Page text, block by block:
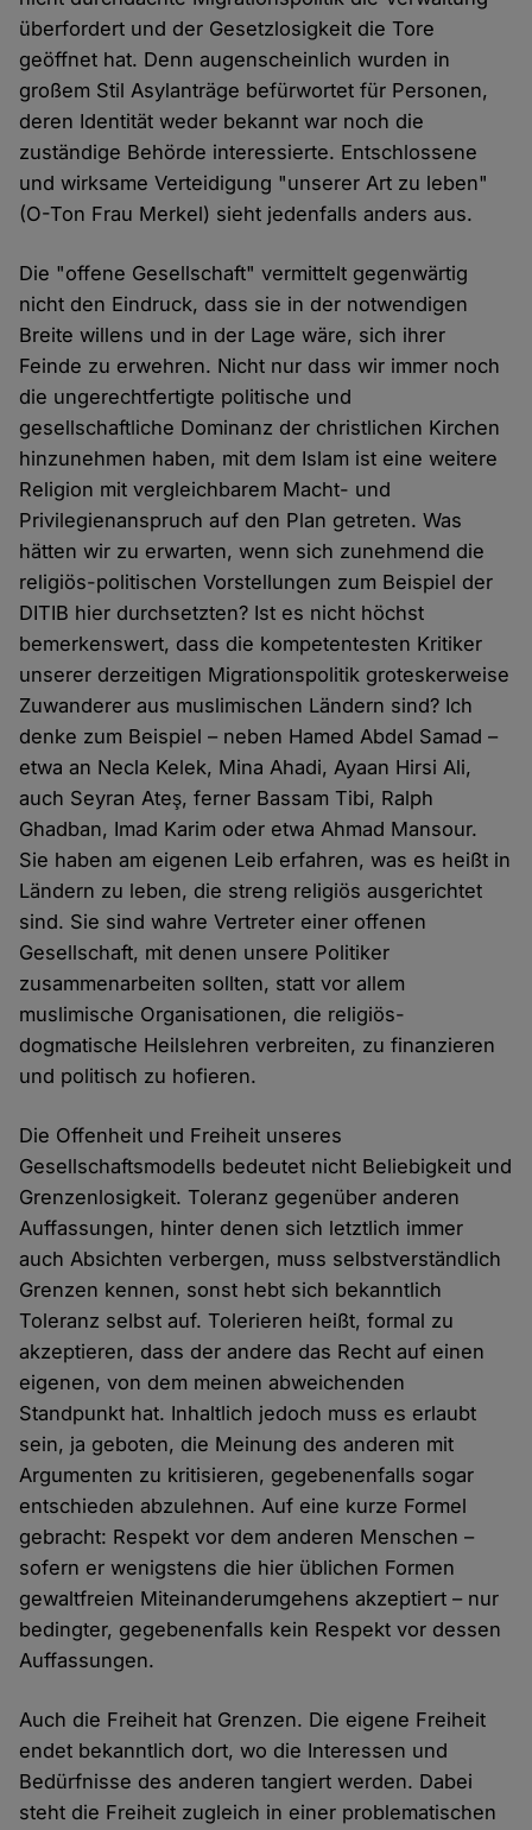
überfordert und der Gesetzlosigkeit die Tore
geöffnet hat. Denn augenscheinlich wurden in
großem Stil Asylanträge befürwortet für Personen,
deren Identität weder bekannt war noch die
zuständige Behörde interessierte. Entschlossene
und wirksame Verteidigung "unserer Art zu leben"
(O-Ton Frau Merkel) sieht jedenfalls anders aus.
Die "offene Gesellschaft" vermittelt gegenwärtig
nicht den Eindruck, dass sie in der notwendigen
Breite willens und in der Lage wäre, sich ihrer
Feinde zu erwehren. Nicht nur dass wir immer noch
die ungerechtfertigte politische und
gesellschaftliche Dominanz der christlichen Kirchen
hinzunehmen haben, mit dem Islam ist eine weitere
Religion mit vergleichbarem Macht- und
Privilegienanspruch auf den Plan getreten. Was
hätten wir zu erwarten, wenn sich zunehmend die
religiös-politischen Vorstellungen zum Beispiel der
DITIB hier durchsetzten? Ist es nicht höchst
bemerkenswert, dass die kompetentesten Kritiker
unserer derzeitigen Migrationspolitik groteskerweise
Zuwanderer aus muslimischen Ländern sind? Ich
denke zum Beispiel – neben Hamed Abdel Samad –
etwa an Necla Kelek, Mina Ahadi, Ayaan Hirsi Ali,
auch Seyran Ateş, ferner Bassam Tibi, Ralph
Ghadban, Imad Karim oder etwa Ahmad Mansour.
Sie haben am eigenen Leib erfahren, was es heißt in
Ländern zu leben, die streng religiös ausgerichtet
sind. Sie sind wahre Vertreter einer offenen
Gesellschaft, mit denen unsere Politiker
zusammenarbeiten sollten, statt vor allem
muslimische Organisationen, die religiös-
dogmatische Heilslehren verbreiten, zu finanzieren
und politisch zu hofieren.
Die Offenheit und Freiheit unseres
Gesellschaftsmodells bedeutet nicht Beliebigkeit und
Grenzenlosigkeit. Toleranz gegenüber anderen
Auffassungen, hinter denen sich letztlich immer
auch Absichten verbergen, muss selbstverständlich
Grenzen kennen, sonst hebt sich bekanntlich
Toleranz selbst auf. Tolerieren heißt, formal zu
akzeptieren, dass der andere das Recht auf einen
eigenen, von dem meinen abweichenden
Standpunkt hat. Inhaltlich jedoch muss es erlaubt
sein, ja geboten, die Meinung des anderen mit
Argumenten zu kritisieren, gegebenenfalls sogar
entschieden abzulehnen. Auf eine kurze Formel
gebracht: Respekt vor dem anderen Menschen –
sofern er wenigstens die hier üblichen Formen
gewaltfreien Miteinanderumgehens akzeptiert – nur
bedingter, gegebenenfalls kein Respekt vor dessen
Auffassungen.
Auch die Freiheit hat Grenzen. Die eigene Freiheit
endet bekanntlich dort, wo die Interessen und
Bedürfnisse des anderen tangiert werden. Dabei
steht die Freiheit zugleich in einer problematischen